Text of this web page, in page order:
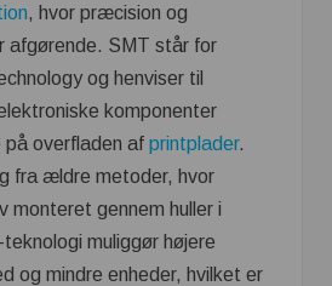
, hvor præcision og
afgørende. SMT står for
og henviser til
komponenter
overfladen af printplader.
fra ældre metoder, hvor
monteret gennem huller i
muliggør højere
og mindre enheder, hvilket er